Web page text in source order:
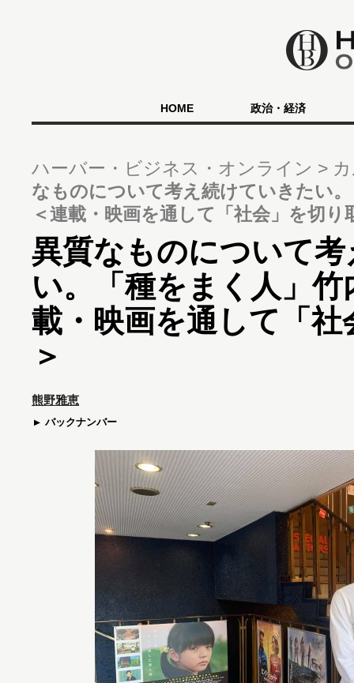
HOME 政治・経済
ハーバー・ビジネス・オンライン
なものについて考え続けていきたい
＜連載・映画を通して「社会」を切り
異質なものについて
い。「種をまく人」
載・映画を通して「
＞
熊野雅恵
バックナンバー